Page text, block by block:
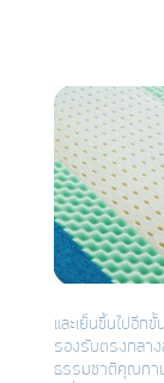
และเย็นขึ้นไปอีก
รองรับตรงกลา
ธรรมชาติคุณภา